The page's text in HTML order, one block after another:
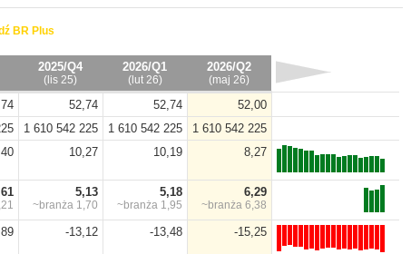
BR Plus
2025/Q4
(lis 25)
2026/Q1
(lut 26)
2026/Q2
(maj 26)
52,74 52,74
52,00
1 610 542 225 1 610 542 225
1 610 542 225
10,27 10,19 8,27
5,13
~branża 1,70
5,18
~branża 1,95
6,29
~branża 6,38
-13,12 -13,48 -15,25